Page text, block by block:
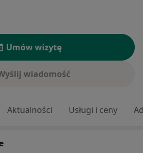
Umów wizytę
wiadomość
Aktualności Usługi i ceny